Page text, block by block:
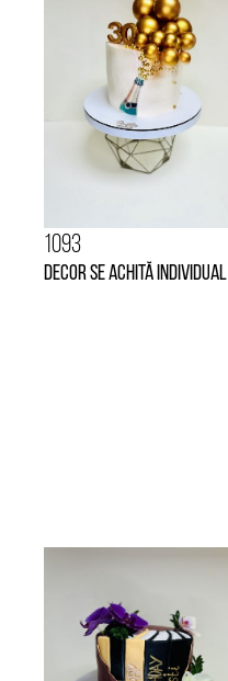
1093
Decor se achită individual